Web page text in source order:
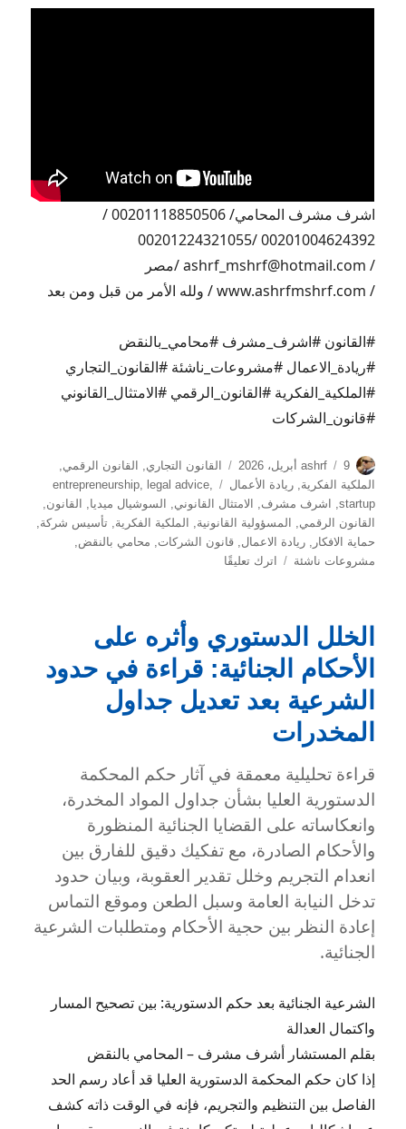
اشرف مشرف المحامي/ 00201118850506 /
00201004624392 /00201224321055
/ ashrf_mshrf@hotmail.com /مصر
/ www.ashrfmshrf.com / ولله الأمر من قبل ومن بعد
#القانون #اشرف_مشرف #محامي_بالنقض
#ريادة_الاعمال #مشروعات_ناشئة #القانون_التجاري
#الملكية_الفكرية #القانون_الرقمي #الامتثال_القانوني
#قانون_الشركات
الكاتبashrf
نُشرت
في
9 أبريل، 2026 التصنيفات
القانون التجاري, القانون الرقمي,
الملكية الفكرية,ريادة الأعمال الوسوم entrepreneurship, legal advice,
startup
, اشرف مشرف, الامتثال القانوني, السوشيال ميديا, القانون,
القانون الرقمي, المسؤولية القانونية, الملكية الفكرية,تأسيس شركة,
حماية الافكار ,ريادة الاعمال,قانون الشركات, محامي بالنقض,
مشروعات ناشئة
اترك تعليقًا
بداية
المشروعات
الناشئة
المستشار
مؤتمر
الأزهر
2026
الخلل الدستوري وأثره على
الأحكام الجنائية: قراءة في حدود
الشرعية بعد تعديل جداول
المخدرات
قراءة تحليلية معمقة في آثار حكم المحكمة
الدستورية العليا بشأن جداول المواد المخدرة،
وانعكاساته على القضايا الجنائية المنظورة
والأحكام الصادرة، مع تفكيك دقيق للفارق بين
انعدام التجريم وخلل تقدير العقوبة، وبيان حدود
تدخل النيابة العامة وسبل الطعن وموقع التماس
إعادة النظر بين حجية الأحكام ومتطلبات الشرعية
الجنائية.
الشرعية الجنائية بعد حكم الدستورية: بين تصحيح المسار
واكتمال العدالة
بقلم المستشار أشرف مشرف – المحامي بالنقض
إذا كان حكم المحكمة الدستورية العليا قد أعاد رسم الحد
الفاصل بين التنظيم والتجريم، فإنه في الوقت ذاته كشف